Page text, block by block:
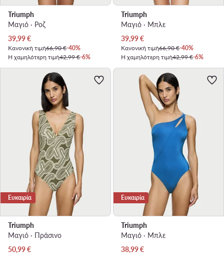
Triumph
Μαγιό · Ροζ
Τρέχουσα τιμή
39,99€
Κανονική τιμή66,90 €-40%
Η χαμηλότερη τιμή42,99 €-6%
Triumph
Μαγιό · Μπλε
Τρέχουσα τιμή
39,99€
Κανονική τιμή66,90 €-40%
Η χαμηλότερη τιμή42,99 €-6%
Ευκαιρία
Triumph
Μαγιό · Πράσινο
Τρέχουσα τιμή
50,99€
Ευκαιρία
Triumph
Μαγιό · Μπλε
Τρέχουσα τιμή
38,99€